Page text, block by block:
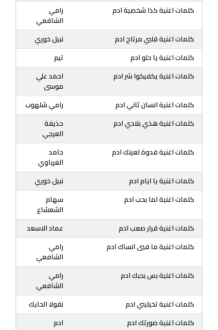
كلمات اغنية كذا شخصية ادم
رامي
الشافعي
كلمات اغنية قلبي مرتاح ادم
نبيل خوري
كلمات اغنية يا حلو ادم
تيم
كلمات اغنية يكفيكوا شر ادم
احمد علي
موسى
كلمات اغنية انسان ثاني ادم
رامي شلهوب
كلمات اغنية هذي بلادي ادم
حذيفة
العرجي
كلمات اغنية فدوة لعينك ادم
حامد
الغرباوي
كلمات اغنية يا ايام ادم
نبيل خوري
كلمات اغنية لما بحب ادم
سهام
الشعشاع
كلمات اغنية قرار صعب ادم
عماد الاسعد
كلمات اغنية ما فيي انساك ادم
رامي
الشافعي
كلمات اغنية بس بحبك ادم
رامي
الشافعي
كلمات اغنية تخيليني ادم
نقولا الحايك
كلمات اغنية صورتك ادم
ادم